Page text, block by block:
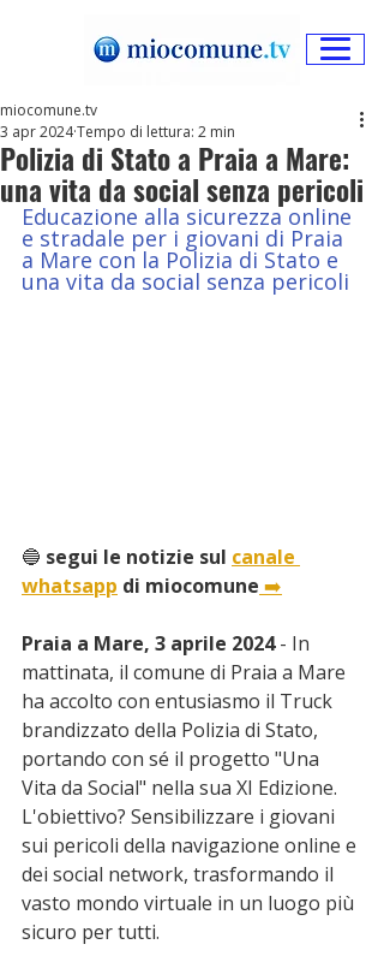
Polizia di Stato a Praia a Mare:
una vita da social senza pericoli
miocomune.tv
3 apr 2024Tempo di lettura: 2 min
Educazione alla sicurezza online
e stradale per i giovani di Praia
a Mare con la Polizia di Stato e
una vita da social senza pericoli
🔵 segui le notizie sul canale
whatsapp di miocomune ➡️
Praia a Mare, 3 aprile 2024 - In
mattinata, il comune di Praia a Mare
ha accolto con entusiasmo il Truck
brandizzato della Polizia di Stato,
portando con sé il progetto "Una
Vita da Social" nella sua XI Edizione.
L'obiettivo? Sensibilizzare i giovani
sui pericoli della navigazione online e
dei social network, trasformando il
vasto mondo virtuale in un luogo più
sicuro per tutti.